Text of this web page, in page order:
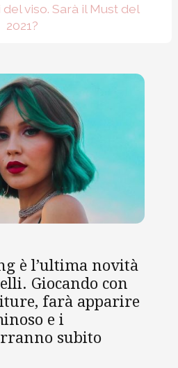
viso. Sarà il Must del
2021?
è l’ultima novità
Giocando con
farà apparire
e i
subito